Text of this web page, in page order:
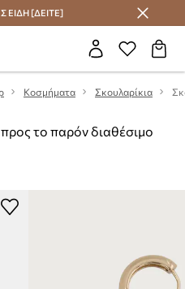
το Answear Club
ΕΙΔΗ [ΔΕΙΤΕ]
Κοσμήματα Σκουλαρίκια
το παρόν διαθέσιμο